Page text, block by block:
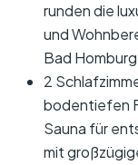
runden die
und
Bad
2
bodentiefen
Sauna für
mit